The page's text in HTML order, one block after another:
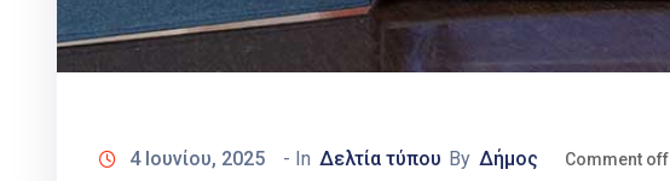
4 Ιουνίου, 2025 - In Δελτία τύπου By Δήμος Comment off